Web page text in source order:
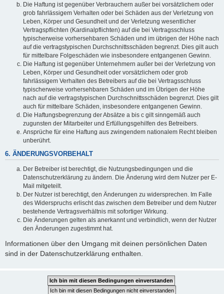
Die Haftung ist gegenüber Verbrauchern außer bei vorsätzlichem oder
grob fahrlässigem Verhalten oder bei Schäden aus der Verletzung von
Leben, Körper und Gesundheit und der Verletzung wesentlicher
Vertragspflichten (Kardinalpflichten) auf die bei Vertragsschluss
typischerweise vorhersehbaren Schäden und im übrigen der Höhe nach
auf die vertragstypischen Durchschnittsschäden begrenzt. Dies gilt auch
für mittelbare Folgeschäden wie insbesondere entgangenen Gewinn.
Die Haftung ist gegenüber Unternehmern außer bei der Verletzung von
Leben, Körper und Gesundheit oder vorsätzlichem oder grob
fahrlässigem Verhalten des Betreibers auf die bei Vertragsschluss
typischerweise vorhersehbaren Schäden und im Übrigen der Höhe
nach auf die vertragstypischen Durchschnittsschäden begrenzt. Dies gilt
auch für mittelbare Schäden, insbesondere entgangenen Gewinn.
Die Haftungsbegrenzung der Absätze a bis c gilt sinngemäß auch
zugunsten der Mitarbeiter und Erfüllungsgehilfen des Betreibers.
Ansprüche für eine Haftung aus zwingendem nationalem Recht bleiben
unberührt.
6. ÄNDERUNGSVORBEHALT
Der Betreiber ist berechtigt, die Nutzungsbedingungen und die
Datenschutzerklärung zu ändern. Die Änderung wird dem Nutzer per E-
Mail mitgeteilt.
Der Nutzer ist berechtigt, den Änderungen zu widersprechen. Im Falle
des Widerspruchs erlischt das zwischen dem Betreiber und dem Nutzer
bestehende Vertragsverhältnis mit sofortiger Wirkung.
Die Änderungen gelten als anerkannt und verbindlich, wenn der Nutzer
den Änderungen zugestimmt hat.
Informationen über den Umgang mit deinen persönlichen Daten
sind in der Datenschutzerklärung enthalten.